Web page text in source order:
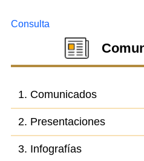
Consulta
1. Comunicados
2. Presentaciones
3. Infografías